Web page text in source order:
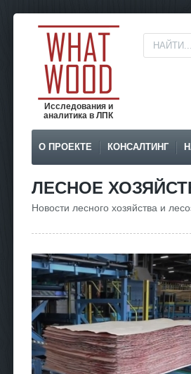
Исследования и
аналитика в ЛПК
О ПРОЕКТЕ КОНСАЛТИНГ
ЛЕСНОЕ
Новости лесного хозяйства и